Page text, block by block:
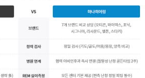
개인정보 수집, 이용에 동의합니다.
[자세히보기]